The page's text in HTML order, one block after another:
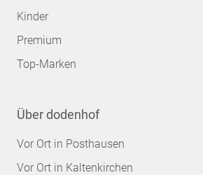
Kinder
Premium
Top-Marken
Über dodenhof
Vor Ort in Posthausen
Vor Ort in Kaltenkirchen